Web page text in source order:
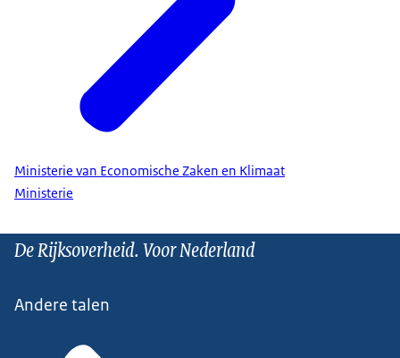
Ministerie van Economische Zaken en Klimaat
Ministerie
De Rijksoverheid. Voor Nederland
Andere talen